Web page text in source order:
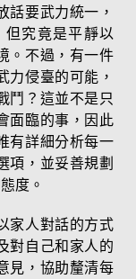
話要武力統一，
究竟是平靜以
。不過，有一件
力侵臺的可能，
鬥？這並不是只
面臨的事，因此
有詳細分析每一
項，並妥善規劃
度。
家人對話的方式
對自己和家人的
見，協助釐清每